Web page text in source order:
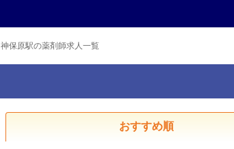
神保原駅の薬剤師求人一覧
おすすめ順